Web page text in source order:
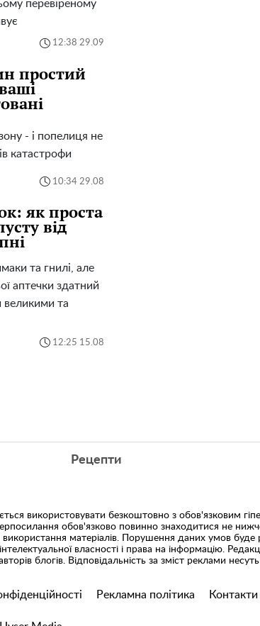
перевіреному
12:38 29.09
простий
- і попелиця не
катастрофи
10:34 29.08
як проста
від
та гнилі, але
аптечки здатний
великими та
12:25 15.08
Рецепти
використовувати безкоштовно з обов'язковим
обов'язково повинно знаходитися не
матеріалів. Порушення даних умов буде
власності і права на інформацію.
блогів. Відповідальність за зміст реклами
Рекламна політика Контакти